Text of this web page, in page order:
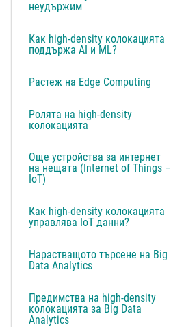
неудържим
Как high-density колокацията
поддържа AI и ML?
Растеж на Edge Computing
Ролята на high-density
колокацията
Още устройства за интернет
на нещата (Internet of Things –
IoT)
Как high-density колокацията
управлява IoT данни?
Нарастващото търсене на Big
Data Analytics
Предимства на high-density
колокацията за Big Data
Analytics